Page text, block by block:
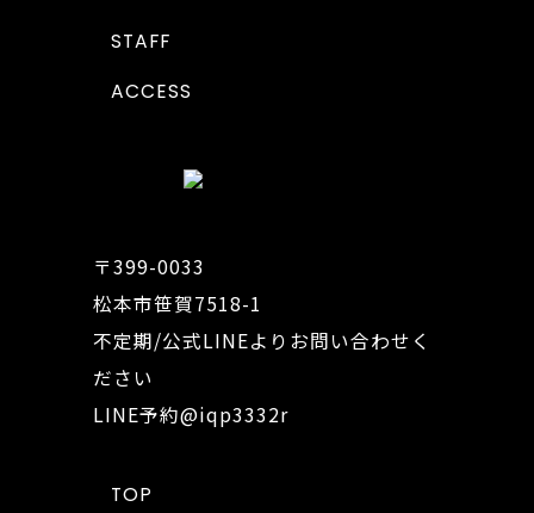
STAFF
ACCESS
〒399-0033
松本市笹賀7518-1
不定期/公式LINEよりお問い合わせく
ださい
LINE予約@iqp3332r
TOP